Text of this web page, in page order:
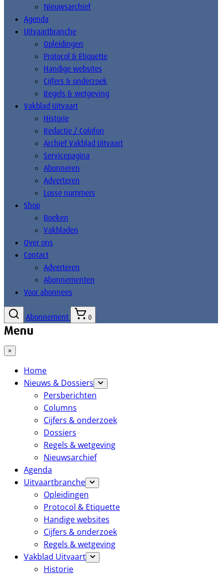
Nieuwsarchief
Agenda
Uitvaartbranche
Opleidingen
Protocol & Etiquette
Handige websites
Cijfers & onderzoek
Regels & wetgeving
Vakblad Uitvaart
Historie
Redactie / Colofon
Archief Vakblad Uitvaart
Servicepagina
Abonneren
Adverteren
Losse nummers
Shop
Boeken
Vakbladen
Over ons
Contact
Adverteren
Abonnementen
Voor abonnees
Abonnement 0
Menu
×
Home
Nieuws & Dossiers
Persberichten
Columns
Cijfers & onderzoek
Dossiers
Regels & wetgeving
Nieuwsarchief
Agenda
Uitvaartbranche
Opleidingen
Protocol & Etiquette
Handige websites
Cijfers & onderzoek
Regels & wetgeving
Vakblad Uitvaart
Historie